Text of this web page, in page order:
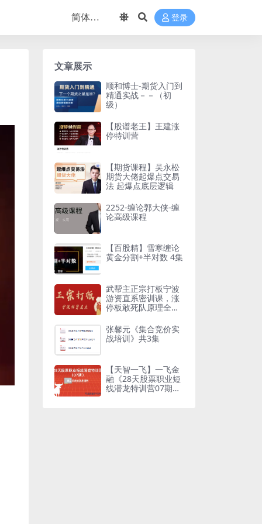
登录
文章展示
顺和博士-期货入门到
精通实战－－（初
级）
【股谱老王】王建涨
停特训营
【期货课程】吴永松
期货大佬起爆点交易
法 起爆点底层逻辑
2252-缠论郭大侠-缠
论高级课程
【百股精】雪寒缠论
黄金分割+半对数 4集
武帮主正宗打板宁波
游资直系密训课，涨
停板敢死队原理全剖
张馨元《集合竞价实
战培训》共3集
【天智一飞】一飞金
融《28天股票职业短
线潜龙特训营07期》